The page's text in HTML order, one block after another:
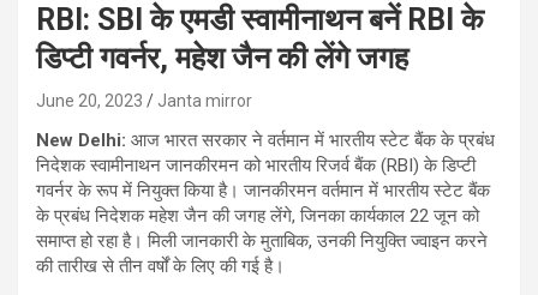
RBI: SBI के एमडी स्वामीना‍थन बनें RBI के
डिप्टी गवर्नर, महेश जैन की लेंगे जगह
June 20, 2023 Janta mirror
New Delhi: आज भारत सरकार ने वर्तमान में भारतीय स्टेट बैंक के प्रबंध
निदेशक स्वामीनाथन जानकीरमन को भारतीय रिजर्व बैंक (RBI) के डिप्टी
गवर्नर के रूप में नियुक्त किया है। जानकीरमन वर्तमान में भारतीय स्टेट बैंक
के प्रबंध निदेशक महेश जैन की जगह लेंगे, जिनका कार्यकाल 22 जून को
समाप्त हो रहा है। मिली जानकारी के मुताबिक, उनकी नियुक्ति ज्वाइन करने
की तारीख से तीन वर्षों के लिए की गई है।